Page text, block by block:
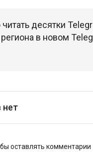
десятки
в новом
нет
оставлять комментарии